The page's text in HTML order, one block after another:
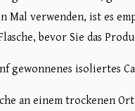
Mal verwenden, ist es
bevor Sie das
gewonnenes isoliertes
an einem trockenen